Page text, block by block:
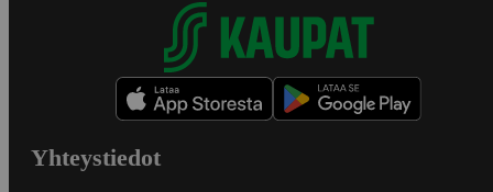
Yhteystiedot